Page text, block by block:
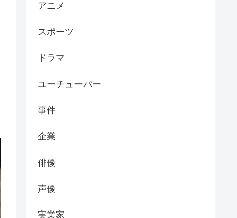
アニメ
スポーツ
ドラマ
ユーチューバー
事件
企業
俳優
声優
実業家